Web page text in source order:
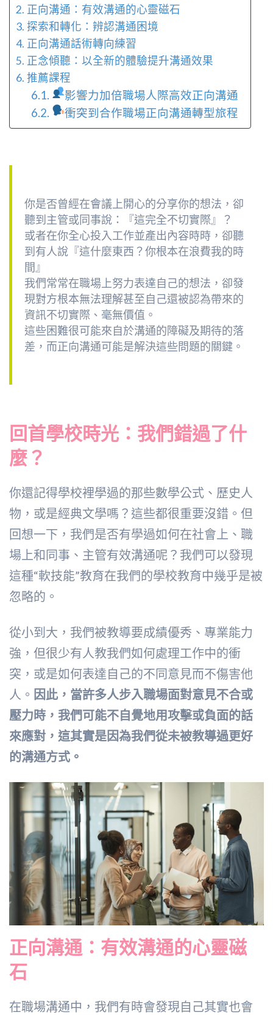
正向溝通：有效溝通的心靈磁石
探索和轉化：辨認溝通困境
正向溝通話術轉向練習
正念傾聽：以全新的體驗提升溝通效果
推薦課程
影響力加倍職場人際高效正向溝通
衝突到合作職場正向溝通轉型旅程
你是否曾經在會議上開心的分享你的想法，卻
聽到主管或同事說：『這完全不切實際』？
或者在你全心投入工作並產出內容時時，卻聽
到有人說『這什麼東西？你根本在浪費我的時
間』
我們常常在職場上努力表達自己的想法，卻發
現對方根本無法理解甚至自己還被認為帶來的
資訊不切實際、毫無價值。
這些困難很可能來自於溝通的障礙及期待的落
差，而正向溝通可能是解決這些問題的關鍵。
回首學校時光：我們錯過了什
麼？
你還記得學校裡學過的那些數學公式、歷史人
物，或是經典文學嗎？這些都很重要沒錯。但
回想一下，我們是否有學過如何在社會上、職
場上和同事、主管有效溝通呢？我們可以發現
這種“軟技能”教育在我們的學校教育中幾乎是被
忽略的。
從小到大，我們被教導要成績優秀、專業能力
強，但很少有人教我們如何處理工作中的衝
突，或是如何表達自己的不同意見而不傷害他
人。 因此，當許多人步入職場面對意見不合或
壓力時，我們可能不自覺地用攻擊或負面的話
來應對，這其實是因為我們從未被教導過更好
的溝通方式。
正向溝通：有效溝通的心靈磁
石
在職場溝通中，我們有時會發現自己其實也會